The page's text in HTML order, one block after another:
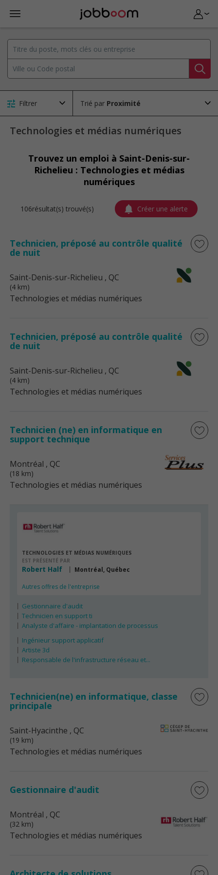
Filtrer Trié par
Technologies et médias numériques
Trouvez un emploi à Saint-Denis-sur-
Richelieu : Technologies et médias
numériques
106résultat(s) trouvé(s) Créer une alerte
Technicien, préposé au contrôle qualité
de nuit
Saint-Denis-sur-Richelieu , QC
(4 km)
Technologies et médias numériques
Technicien, préposé au contrôle qualité
de nuit
Saint-Denis-sur-Richelieu , QC
(4 km)
Technologies et médias numériques
Technicien (ne) en informatique en
support technique
Montréal , QC
(18 km)
Technologies et médias numériques
TECHNOLOGIES ET MÉDIAS NUMÉRIQUES
EST PRÉSENTÉ PAR
Robert Half Montréal, Québec
Autres offres de l'entreprise
Gestionnaire d'audit
Technicien en support ti
Analyste d'affaire - implantation de processus
Ingénieur support applicatif
Artiste 3d
Responsable de l'infrastructure réseau et...
Technicien(ne) en informatique, classe
principale
Saint-Hyacinthe , QC
(19 km)
Technologies et médias numériques
Gestionnaire d'audit
Montréal , QC
(32 km)
Technologies et médias numériques